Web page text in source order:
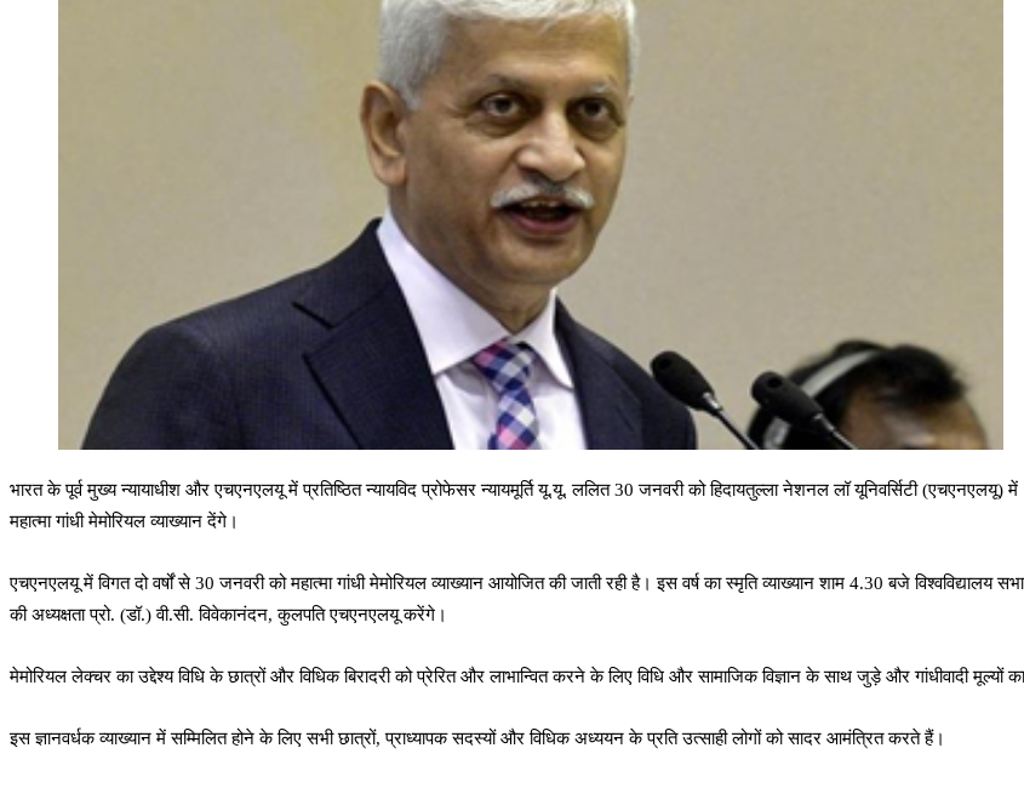
भारत के पूर्व मुख्य न्यायाधीश और एचएनएलयू में प्रतिष्ठित न्यायविद प्रोफेसर न्यायमूर्ति यू.यू. ललित 30 जनवरी को हिदायतुल्ला नेशनल लॉ यूनिवर्सिटी (एचएनएलयू) में
महात्मा गांधी मेमोरियल व्याख्यान देंगे।
एचएनएलयू में विगत दो वर्षों से 30 जनवरी को महात्मा गांधी मेमोरियल व्याख्यान आयोजित की जाती रही है। इस वर्ष का स्मृति व्याख्यान शाम 4.30 बजे
की अध्यक्षता प्रो. (डॉ.) वी.सी. विवेकानंदन, कुलपति एचएनएलयू करेंगे।
मेमोरियल लेक्चर का उद्देश्य विधि के छात्रों और विधिक बिरादरी को प्रेरित और लाभान्वित करने के लिए विधि और सामाजिक विज्ञान के साथ जुड़े और गांधीवादी
इस ज्ञानवर्धक व्याख्यान में सम्मिलित होने के लिए सभी छात्रों, प्राध्यापक सदस्यों और विधिक अध्ययन के प्रति उत्साही लोगों को सादर आमंत्रित करते हैं।